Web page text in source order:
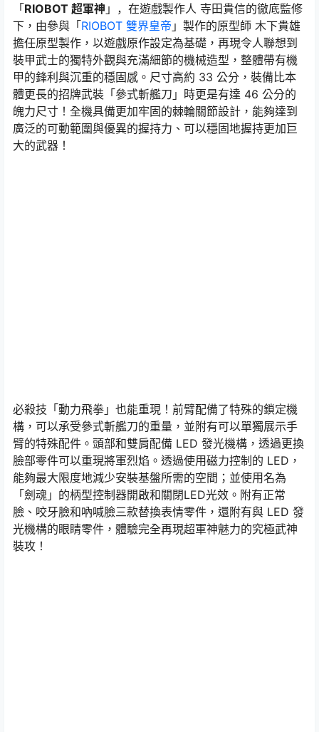
「RIOBOT 超軍神 」，在遊戲製作人 寺田貴信的徹底監修
下，由參與「RIOBOT 雙界皇帝 」製作的原型師 木下貴雄
擔任原型製作，以遊戲原作設定為基礎，再現令人聯想到
裝甲武士的獨特外觀與充滿細節的機械造型，整體帶有機
甲的鋒利與沉重的穩固感。尺寸高約 33 公分，裝備比本
體更長的招牌武裝「參式斬艦刀」時更是有達 46 公分的
魄力尺寸！全機具備更加牢固的棘輪關節設計，能夠達到
廣泛的可動範圍與優異的握持力、可以穩固地握持更加巨
大的武器！
必殺技「動力飛拳」也能重現！前臂配備了特殊的鎖定機
構，可以承受參式斬艦刀的重量，並附有可以單獨展示手
臂的特殊配件。頭部和雙肩配備 LED 發光機構，透過更換
臉部零件可以重現將軍烈焰。透過使用磁力控制的 LED，
能夠最大限度地減少安裝基盤所需的空間；並使用名為
「劍魂」的柄型控制器開啟和關閉LED光效。附有正常
臉、咬牙臉和吶喊臉三款替換表情零件，還附有與 LED 發
光機構的眼睛零件，體驗完全再現超軍神魅力的究極武神
裝攻！